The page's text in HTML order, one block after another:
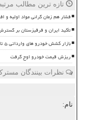
تازه ترین مطالب
فشار هم زمان گرانی مواد اولیه و
تأکید ایران و قرقیزستان بر
بازار کشش خودرو های وارداتی ۵ تا ۱۰ میلیارد تومانی را ندارد
ریزش قیمت خودرو اوج گرفت
نظرات بینندگان
نام: